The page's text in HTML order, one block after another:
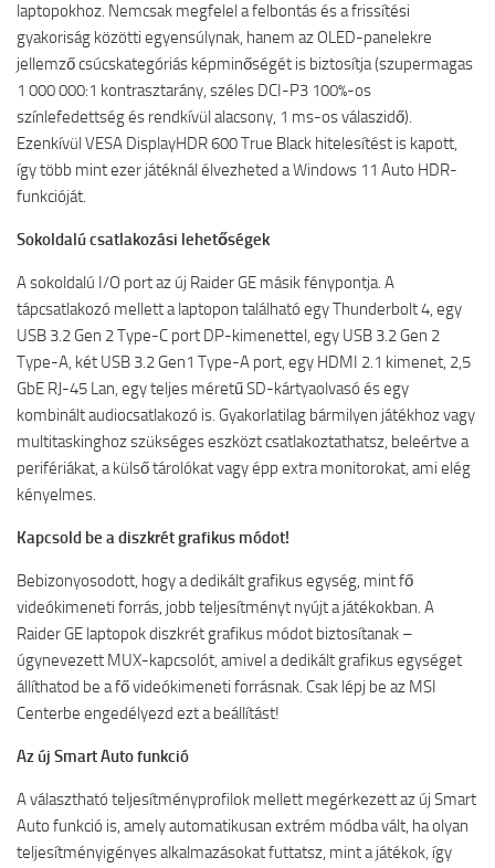
laptopokhoz. Nemcsak megfelel a felbontás és a frissítési
gyakoriság közötti egyensúlynak, hanem az OLED-panelekre
jellemző csúcskategóriás képminőségét is biztosítja (szupermagas
1 000 000:1 kontrasztarány, széles DCI-P3 100%-os
színlefedettség és rendkívül alacsony, 1 ms-os válaszidő).
Ezenkívül VESA DisplayHDR 600 True Black hitelesítést is kapott,
így több mint ezer játéknál élvezheted a Windows 11 Auto HDR-
funkcióját.
Sokoldalú csatlakozási lehetőségek
A sokoldalú I/O port az új Raider GE másik fénypontja. A
tápcsatlakozó mellett a laptopon található egy Thunderbolt 4, egy
USB 3.2 Gen 2 Type-C port DP-kimenettel, egy USB 3.2 Gen 2
Type-A, két USB 3.2 Gen1 Type-A port, egy HDMI 2.1 kimenet, 2,5
GbE RJ-45 Lan, egy teljes méretű SD-kártyaolvasó és egy
kombinált audiocsatlakozó is. Gyakorlatilag bármilyen játékhoz vagy
multitaskinghoz szükséges eszközt csatlakoztathatsz, beleértve a
perifériákat, a külső tárolókat vagy épp extra monitorokat, ami elég
kényelmes.
Kapcsold be a diszkrét grafikus módot!
Bebizonyosodott, hogy a dedikált grafikus egység, mint fő
videókimeneti forrás, jobb teljesítményt nyújt a játékokban. A
Raider GE laptopok diszkrét grafikus módot biztosítanak –
úgynevezett MUX-kapcsolót, amivel a dedikált grafikus egységet
állíthatod be a fő videókimeneti forrásnak. Csak lépj be az MSI
Centerbe engedélyezd ezt a beállítást!
Az új Smart Auto funkció
A választható teljesítményprofilok mellett megérkezett az új Smart
Auto funkció is, amely automatikusan extrém módba vált, ha olyan
teljesítményigényes alkalmazásokat futtatsz, mint a játékok, így